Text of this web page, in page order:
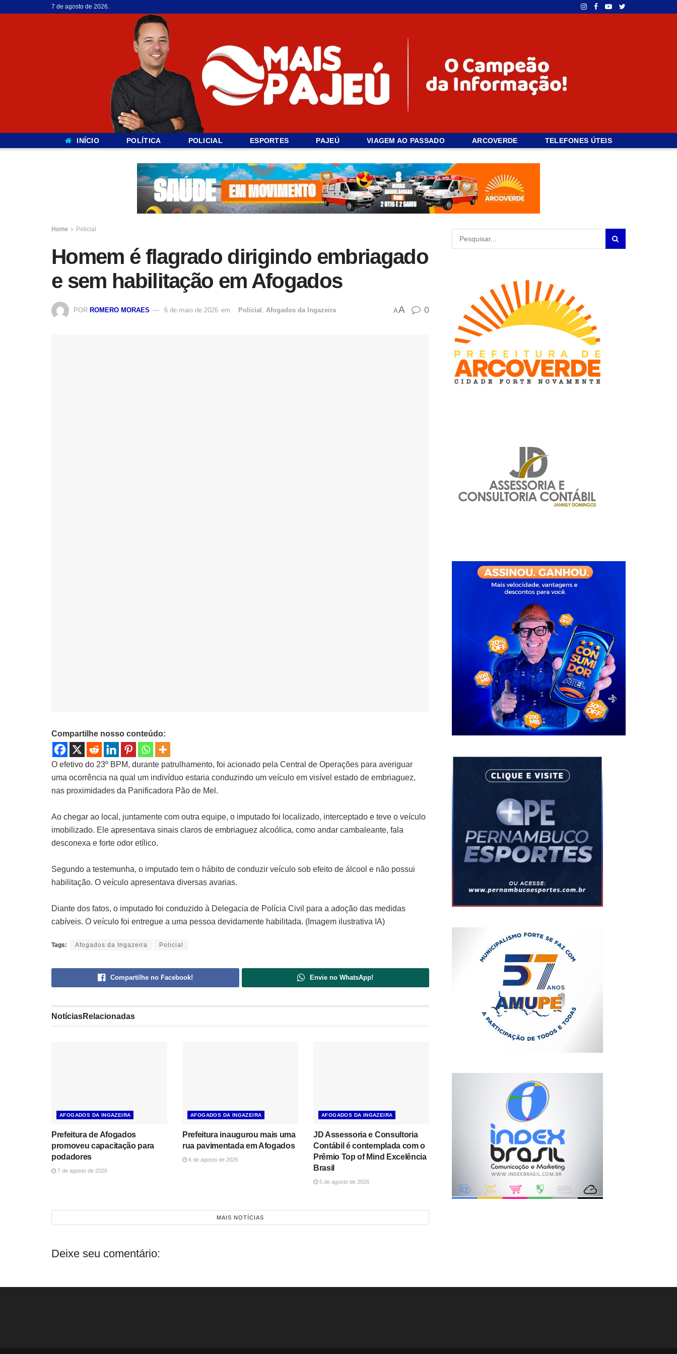
7 de agosto de 2026.
INÍCIO POLÍTICA POLICIAL ESPORTES PAJEÚ VIAGEM AO PASSADO ARCOVERDE TELEFONES ÚTEIS
Home Policial
Homem é flagrado dirigindo embriagado
e sem habilitação em Afogados
POR ROMERO MORAES 6 de maio de 2026 emﾠ Policial Afogados da Ingazeira AA 0
Compartilhe nosso conteúdo:
O efetivo do 23º BPM, durante patrulhamento, foi acionado pela Central de Operações para averiguar
uma ocorrência na qual um indivíduo estaria conduzindo um veículo em visível estado de embriaguez,
nas proximidades da Panificadora Pão de Mel.
Ao chegar ao local, juntamente com outra equipe, o imputado foi localizado, interceptado e teve o veículo
imobilizado. Ele apresentava sinais claros de embriaguez alcoólica, como andar cambaleante, fala
desconexa e forte odor etílico.
Segundo a testemunha, o imputado tem o hábito de conduzir veículo sob efeito de álcool e não possui
habilitação. O veículo apresentava diversas avarias.
Diante dos fatos, o imputado foi conduzido à Delegacia de Polícia Civil para a adoção das medidas
cabíveis. O veículo foi entregue a uma pessoa devidamente habilitada. (Imagem ilustrativa IA)
Tags: Afogados da Ingazeira Policial
Compartilhe no Facebook! Envie no WhatsApp!
NotíciasRelacionadas
AFOGADOS DA INGAZEIRA
Prefeitura de Afogados
promoveu capacitação para
podadores
7 de agosto de 2026
AFOGADOS DA INGAZEIRA
Prefeitura inaugurou mais uma
rua pavimentada em Afogados
6 de agosto de 2026
AFOGADOS DA INGAZEIRA
JD Assessoria e Consultoria
Contábil é contemplada com o
Prêmio Top of Mind Excelência
Brasil
5 de agosto de 2026
MAIS NOTÍCIAS
Deixe seu comentário: